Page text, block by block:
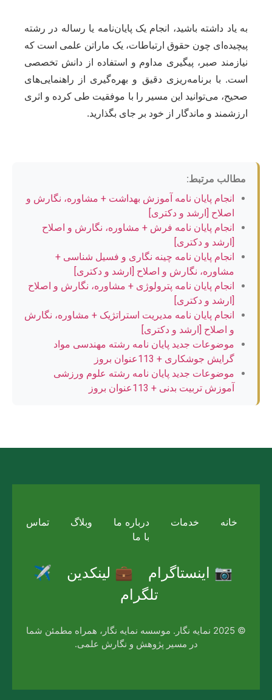
به یاد داشته باشید، انجام یک پایان‌نامه یا رساله در رشته
پیچیده‌ای چون حقوق ارتباطات، یک ماراتن علمی است که
نیازمند صبر، پیگیری مداوم و استفاده از دانش تخصصی
است. با برنامه‌ریزی دقیق و بهره‌گیری از راهنمایی‌های
صحیح، می‌توانید این مسیر را با موفقیت طی کرده و اثری
ارزشمند و ماندگار از خود بر جای بگذارید.
مطالب مرتبط:
انجام پایان نامه آموزش بهداشت + مشاوره، نگارش و
اصلاح [ارشد و دکتری]
انجام پایان نامه فرش + مشاوره، نگارش و اصلاح
[ارشد و دکتری]
انجام پایان نامه چینه نگاری و فسیل شناسی +
مشاوره، نگارش و اصلاح [ارشد و دکتری]
انجام پایان نامه پترولوژی + مشاوره، نگارش و اصلاح
[ارشد و دکتری]
انجام پایان نامه مدیریت استراتژیک + مشاوره، نگارش
و اصلاح [ارشد و دکتری]
موضوعات جدید پایان نامه رشته مهندسی مواد
گرایش جوشکاری + 113عنوان بروز
موضوعات جدید پایان نامه رشته علوم ورزشی
آموزش تربیت بدنی + 113عنوان بروز
خانه خدمات درباره ما وبلاگ
تماس
با ما
📷 اینستاگرام 💼 لینکدین
✈️
تلگرام
© 2025 نمایه نگار. موسسه نمایه نگار، همراه مطمئن شما
در مسیر پژوهش و نگارش علمی.